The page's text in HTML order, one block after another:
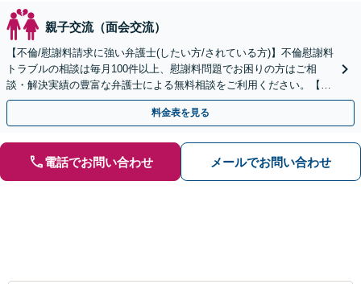
親子交流（面会交流）
【不倫/慰謝料請求に強い弁護士(したい方/されている方)】不倫慰謝料
トラブルの相談は毎月100件以上、慰謝料問題でお困りの方はご相
談・解決実績の豊富な弁護士による無料相談をご利用ください。【不
倫相談は初回0円】【全国対応】
料金表を見る
電話でお問い合わせ メールでお問い合わせ